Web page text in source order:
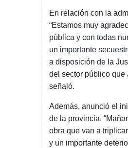
En relación con la
“Estamos muy
pública y con todas
un importante
a disposición de la
del sector público que
señaló.
Además, anunció el
de la provincia.
obra que van a
y un importante